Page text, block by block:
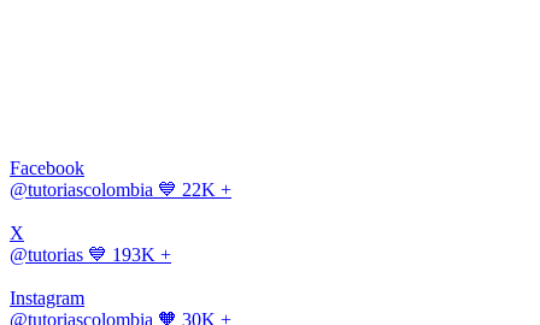
Facebook
@tutoriascolombia 💙 22K +
X
@tutorias 💙 193K +
Instagram
@tutoriascolombia 🧡 30K +